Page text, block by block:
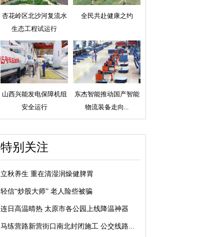
杏花岭区北沙河复流水
生态工程试运行
全民共赴健康之约
山西兴能发电保障机组
安全运行
东杰智能推动国产智能
物流装备走向...
特别关注
立秋养生 重在清湿润燥健脾胃
轻信“炒股大师” 老人险些被骗
连日高温晴热 太原市各公园上线降温神器
马练营路新营街口南北封闭施工 公交线路...